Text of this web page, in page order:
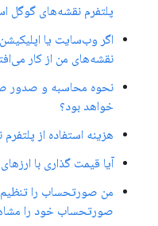
پلتفرم نقشه‌های گوگل
اگر وب‌سایت یا
نقشه‌های من از کار
نحوه محاسبه و صدور
خواهد بود؟
هزینه استفاده از
آیا قیمت گذاری با
من صورتحساب را تنظیم
صورتحساب خود را